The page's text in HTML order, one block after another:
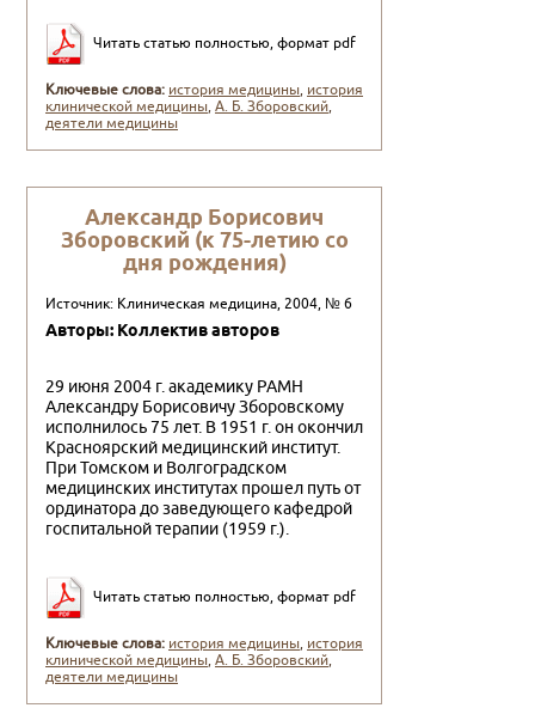
Читать статью полностью, формат pdf
Ключевые слова: история медицины, история
клинической медицины,А. Б. Зборовский,
деятели медицины
Александр Борисович
Зборовский (к 75-летию со
дня рождения)
Источник: Клиническая медицина, 2004, № 6
Авторы: Коллектив авторов
29 июня 2004 г. академику РАМН
Александру Бори­совичу Зборовскому
исполнилось 75 лет. В 1951 г. он окончил
Красноярский медицинский институт.
При Томском и Волгоградском
медицинских институтах про­шел путь от
ординатора до заведующего кафедрой
гос­питальной терапии (1959 г.).
Читать статью полностью, формат pdf
Ключевые слова: история медицины, история
клинической медицины,А. Б. Зборовский,
деятели медицины